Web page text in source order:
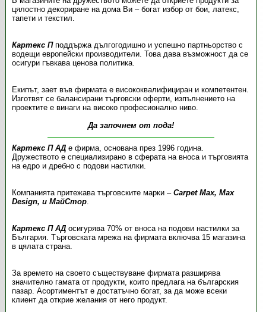
цялостно декориране на дома Ви – богат избор от бои, латекс,
тапети и текстил.
Картекс Пподдържа дългогодишно и успешно партньорство с
водещи европейски производители. Това дава възможност да се
осигури гъвкава ценова политика.
Екипът, зает във фирмата е висококвалифициран и компетентен.
Изготвят се балансирани търговски оферти, изпълнението на
проектите е винаги на високо професионално ниво.
Да започнем от пода!
Картекс П АДе фирма, основана през 1996 година.
Дружеството е специализирано в сферата на вноса и търговията
на едро и дребно с подови настилки.
Компанията притежава търговските марки – Carpet Max, Max
Design, и МайСтор.
Картекс П АДосигурява 70% от вноса на подови настилки за
България. Търговската мрежа на фирмата включва 15 магазина
в цялата страна.
За времето на своето съществуване фирмата разширява
значително гамата от продукти, които предлага на българския
пазар. Асортиментът е достатъчно богат, за да може всеки
клиент да открие желания от него продукт.